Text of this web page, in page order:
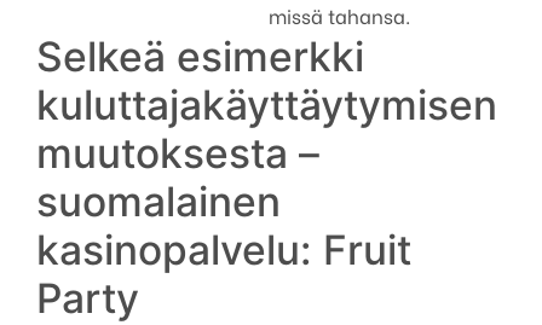
missä tahansa.
Selkeä esimerkki
kuluttajakäyttäytymisen
muutoksesta –
suomalainen
kasinopalvelu: Fruit
Party